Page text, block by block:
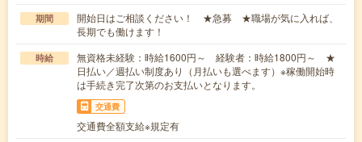
期間
開始日はご相談ください！ ★急募 ★職場が気に入れば、
長期でも働けます！
時給
無資格未経験：時給1600円～ 経験者：時給1800円～ ★
日払い／週払い制度あり（月払いも選べます）※稼働開始時
は手続き完了次第のお支払いとなります。
交通費
交通費全額支給※規定有